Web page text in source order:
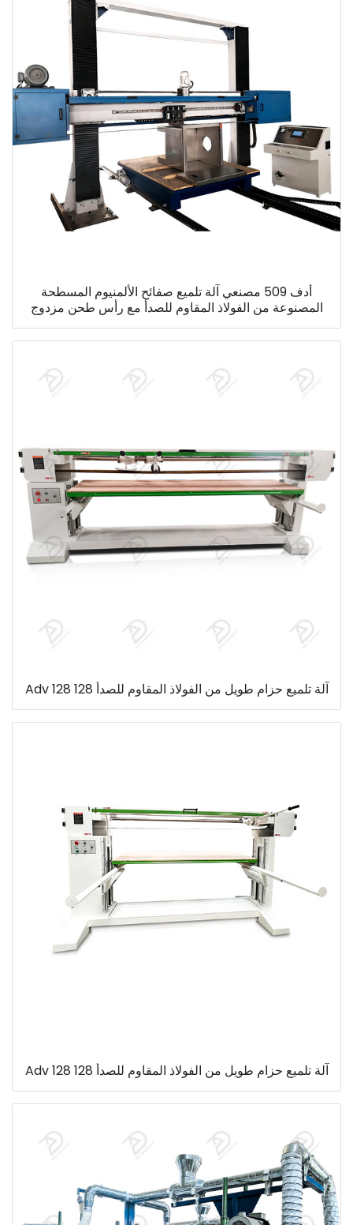
أدف 509 مصنعي آلة تلميع صفائح الألمنيوم المسطحة
المصنوعة من الفولاذ المقاوم للصدأ مع رأس طحن مزدوج
آلة تلميع حزام طويل من الفولاذ المقاوم للصدأ 128 Adv 128
آلة تلميع حزام طويل من الفولاذ المقاوم للصدأ 128 Adv 128